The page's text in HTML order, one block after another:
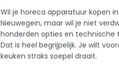
Wil je horeca apparatuur kopen in
Nieuwegein, maar wil je niet
honderden opties en technische
Dat is heel begrijpelijk. Je wilt
keuken straks soepel draait.